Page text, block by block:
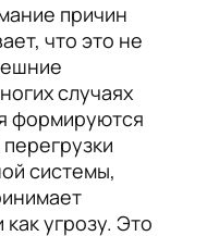
причин
что это не
случаях
формируются
системы,
угрозу. Это